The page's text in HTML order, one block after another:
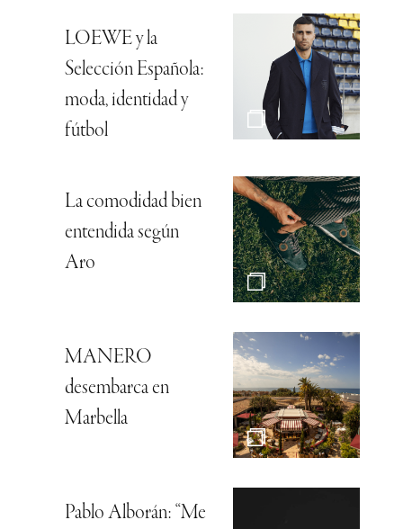
LOEWE y la
Selección Española:
moda, identidad y
fútbol
La comodidad bien
entendida según
Aro
MANERO
desembarca en
Marbella
Pablo Alborán: “Me